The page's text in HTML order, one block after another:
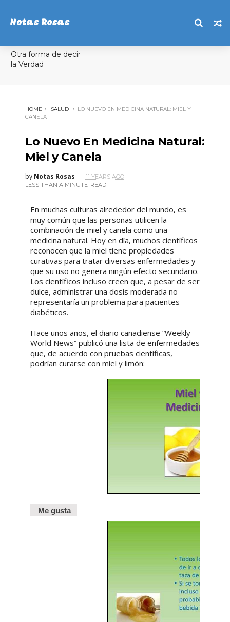
Notas Rosas
Otra forma de decir
la Verdad
HOME SALUD
LO NUEVO EN MEDICINA NATURAL: MIEL Y
CANELA
Lo Nuevo En Medicina Natural:
Miel y Canela
by Notas Rosas
11 YEARS AGO
LESS THAN A MINUTE READ
En muchas culturas alrededor del mundo, es
muy común que las personas utilicen la
combinación de miel y canela como una
medicina natural. Hoy en día, muchos científicos
reconocen que la miel tiene propiedades
curativas para tratar diversas enfermedades y
que su uso no genera ningún efecto secundario.
Los científicos incluso creen que, a pesar de ser
dulce, administrar una dosis moderada no
representaría un problema para pacientes
diabéticos.
Hace unos años, el diario canadiense “Weekly
World News” publicó una lista de enfermedades
que, de acuerdo con pruebas científicas,
podrían curarse con miel y limón:
Me gusta